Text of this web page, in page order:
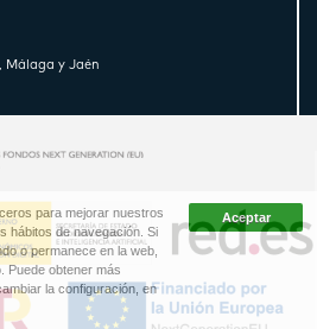
Málaga y Jaén
para mejorar nuestros
hábitos de navegación. Si
o permanece en la web,
Puede obtener más
la configuración, en